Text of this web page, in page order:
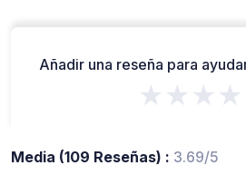
Añadir una reseña para
Media (109 Reseñas) : 3.69/5